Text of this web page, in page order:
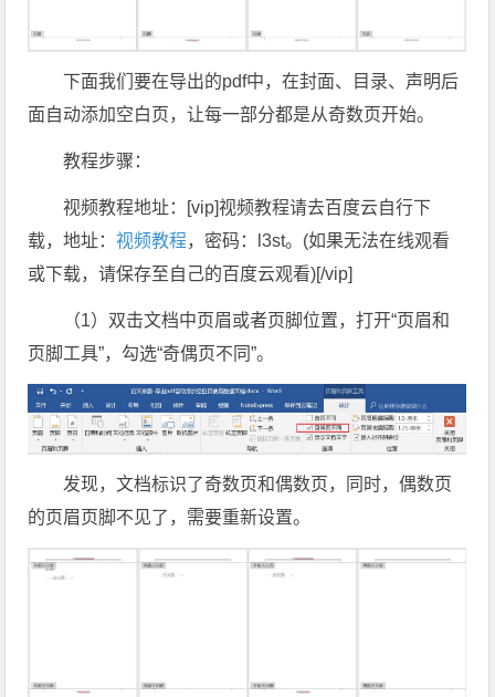
下面我们要在导出的pdf中，在封面、目录、声明后
面自动添加空白页，让每一部分都是从奇数页开始。
教程步骤：
视频教程地址：[vip]视频教程请去百度云自行下
载，地址： 视频教程，密码：l3st。(如果无法在线观看
或下载，请保存至自己的百度云观看)[/vip]
（1）双击文档中页眉或者页脚位置，打开“页眉和
页脚工具”，勾选“奇偶页不同”。
发现，文档标识了奇数页和偶数页，同时，偶数页
的页眉页脚不见了，需要重新设置。